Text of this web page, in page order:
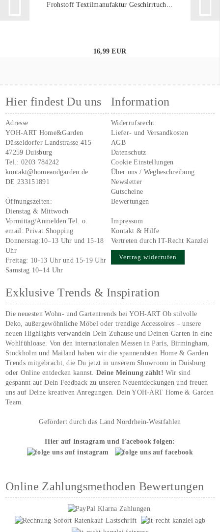
Frohstoff Textilmanufaktur Geschirrtuch...
16,99 EUR
Hier findest Du uns
Adresse
YOH-ART Home&Garden
Düsseldorfer Landstrasse 415
47259 Duisburg
Tel.:0203 784242
kontakt@homeandgarden.de
DE 233151891
Öffnungszeiten:
Dienstag & Mittwoch
Vormittag/Anmelden Tel. o.
email:Privat Shopping
Donnerstag:10–13 Uhr und 15-18
Uhr
Freitag: 10-13 Uhr und 15-19 Uhr
Samstag 10–14 Uhr
Information
Widerrufsrecht
Liefer- und Versandkosten
AGB
Datenschutz
Cookie Einstellungen
Über uns / Wegbeschreibung
Newsletter
Gutscheine
Bewertungen
Impressum
Kontakt & Hilfe
Vertreten durch IT-Recht Kanzlei
Vertrag widerrufen
Exklusive Trends & Inspiration
Die neuesten Wohn- und Gartentrends bei YOH‑ART Ob stilvolle
Deko, außergewöhnliche Möbel oder trendige Accessoires – unsere
neuen Highlights verwandeln Dein Zuhause und Deinen Garten in eine
Wohlfühloase. Von den internationalen Messen in Paris, Birmingham,
Stockholm und Mailand haben wir die spannendsten Home & Garden
Trends mitgebracht, die Du jetzt in unserem Showroom in Duisburg
oder Online entdecken kannst. Deine Meinung zählt!Wir sind
gespannt auf Dein Feedback zu unseren Neuentdeckungen und freuen
uns auf Deine kreativen Anregungen. Dein YOH‑ART Home & Garden
Team.
Gefördert durch das Land Nordrhein-Westfahlen
Hier auf Instagram und Facebook folgen:
Online Zahlungsmethoden Bewertungen